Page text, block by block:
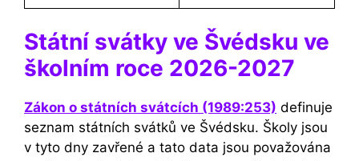
Státní svátky ve Švédsku ve
školním roce 2026-2027
Zákon o státních svátcích (1989:253) definuje
seznam státních svátků ve Švédsku. Školy jsou
v tyto dny zavřené a tato data jsou považována